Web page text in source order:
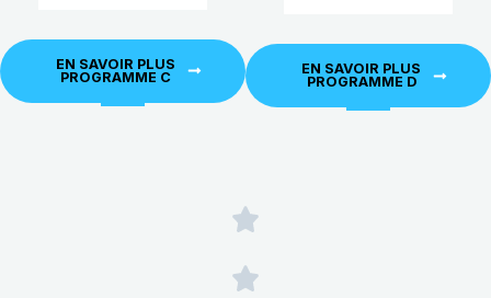
EN SAVOIR PLUS
PROGRAMME C
EN SAVOIR PLUS
PROGRAMME D